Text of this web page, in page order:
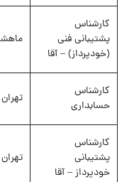
کارشناس
پشتیبانی فنی
(خودپرداز) – آقا
کارشناس
حسابداری
تهران
کارشناس
پشتیبانی
خودپرداز – آقا
تهران